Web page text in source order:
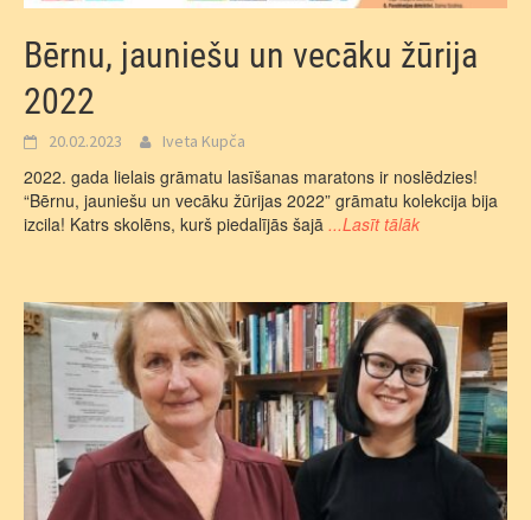
Bērnu, jauniešu un vecāku žūrija
2022
20.02.2023 Iveta Kupča
2022. gada lielais grāmatu lasīšanas maratons ir noslēdzies!
“Bērnu, jauniešu un vecāku žūrijas 2022” grāmatu kolekcija bija
izcila! Katrs skolēns, kurš piedalījās šajā ...Lasīt tālāk